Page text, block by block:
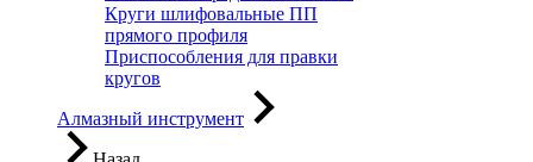
Круги шлифовальные ПП
прямого профиля
Приспособления для правки
кругов
Алмазный инструмент